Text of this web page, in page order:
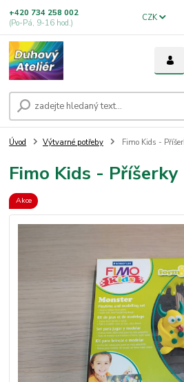
CZK
+420 734 258 002
(Po-Pá, 9-16 hod.)
Úvod Výtvarné potřeby Fimo Kids -
Fimo Kids - Příšerky
Akce